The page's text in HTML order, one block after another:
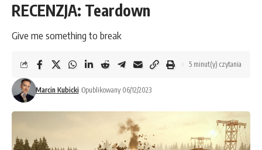
RECENZJA: Teardown
Give me something to break
Marcin Kubicki Opublikowany 06/12/2023
5 minut(y) czytania